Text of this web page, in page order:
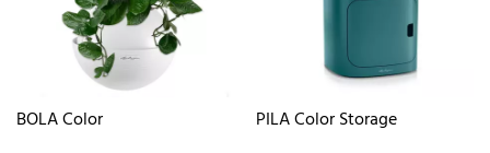
BOLA Color PILA Color Storage